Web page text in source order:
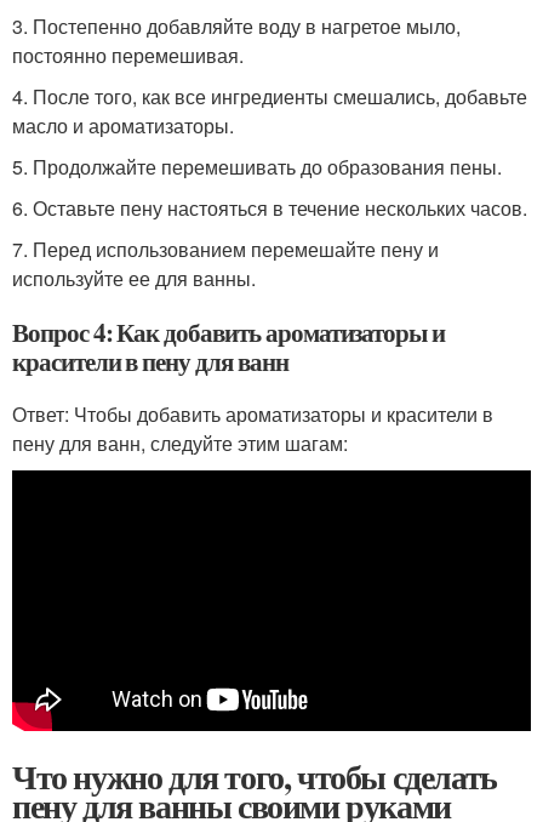
3. Постепенно добавляйте воду в нагретое мыло,
постоянно перемешивая.
4. После того, как все ингредиенты смешались, добавьте
масло и ароматизаторы.
5. Продолжайте перемешивать до образования пены.
6. Оставьте пену настояться в течение нескольких часов.
7. Перед использованием перемешайте пену и
используйте ее для ванны.
Вопрос 4: Как добавить ароматизаторы и
красители в пену для ванн
Ответ: Чтобы добавить ароматизаторы и красители в
пену для ванн, следуйте этим шагам:
Что нужно для того, чтобы сделать
пену для ванны своими руками